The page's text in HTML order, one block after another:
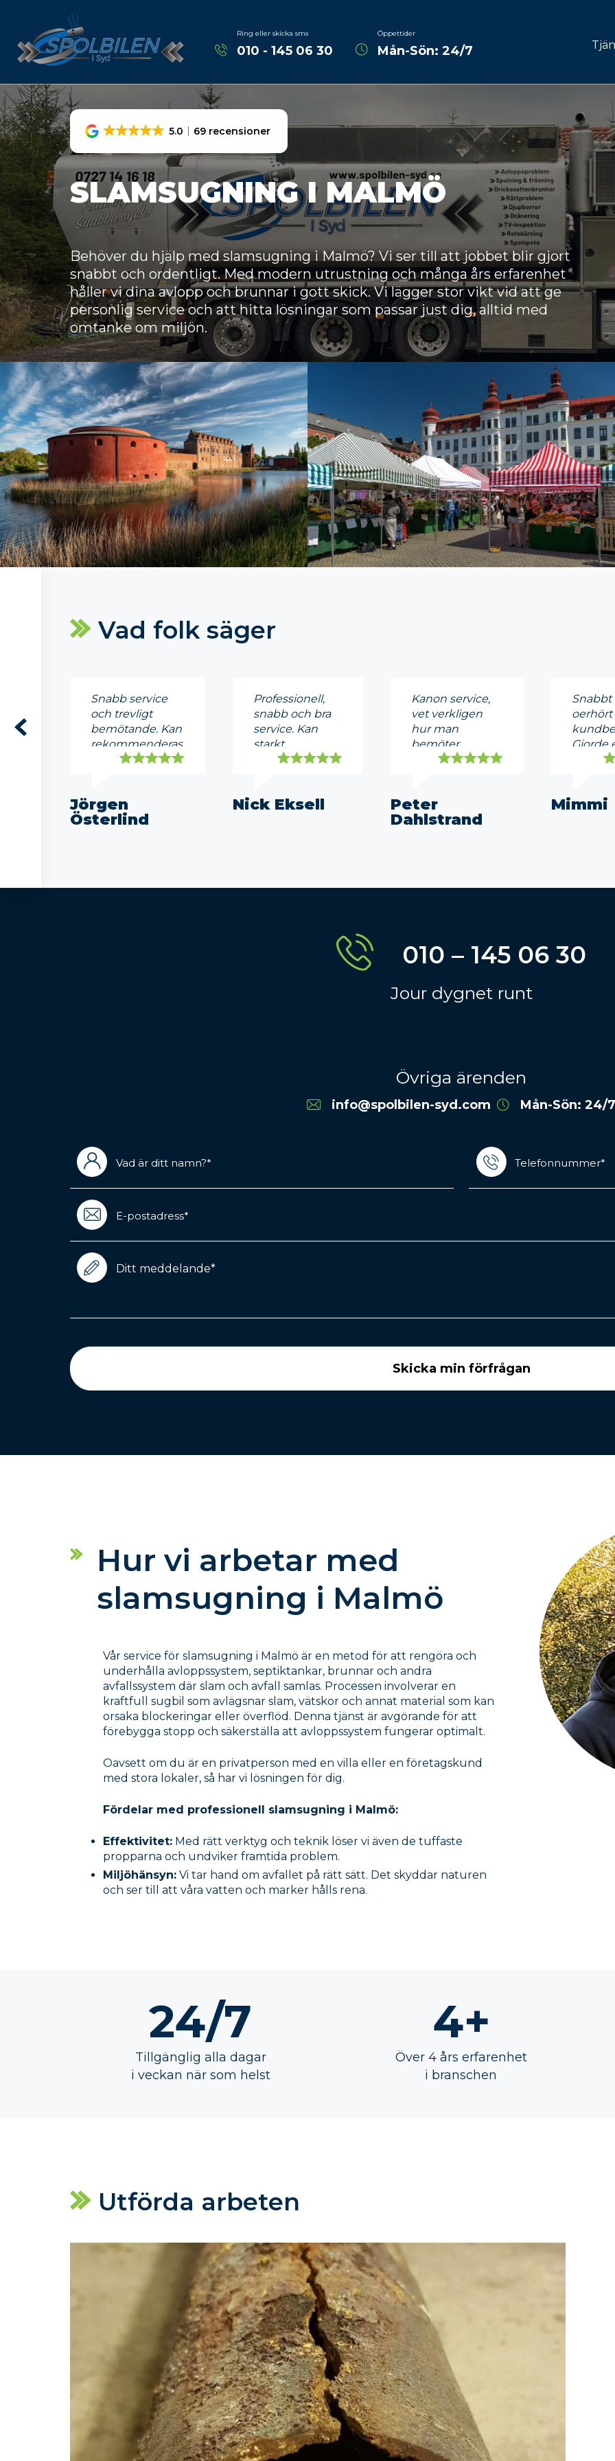
Ring eller skicka sms
010 - 145 06 30
Öppettider
Mån-Sön: 24/7
5.0 69 recensioner
SLAMSUGNING I MALMÖ
Behöver du hjälp med slamsugning i Malmö? Vi ser till att jobbet blir gjort
snabbt och ordentligt. Med modern utrustning och många års erfarenhet
håller vi dina avlopp och brunnar i gott skick. Vi lägger stor vikt vid att ge
personlig service och att hitta lösningar som passar just dig, alltid med
omtanke om miljön.
Vad folk säger
Snabb service
och trevligt
bemötande. Kan
rekommenderas.
Jörgen
Österlind
Professionell,
snabb och bra
service. Kan
starkt
rekommendera!
Nick Eksell
Kanon service,
vet verkligen
hur man
bemöter
kunder,
Peter
Dahlstrand
Snabbt
oerhört
Gjorde
jobb &
Mimmi
010 – 145 06 30
Jour dygnet runt
Övriga ärenden
info@spolbilen-syd.com Mån-Sön: 24/7
Vad
är
ditt
namn?
(Required)
Telefonnummer*
(Required)
Email
(Required)
Meddelande
(Required)
Hur vi arbetar med
slamsugning i Malmö
Vår service för slamsugning i Malmö är en metod för att rengöra och
underhålla avloppssystem, septiktankar, brunnar och andra
avfallssystem där slam och avfall samlas. Processen involverar en
kraftfull sugbil som avlägsnar slam, vätskor och annat material som kan
orsaka blockeringar eller överflöd. Denna tjänst är avgörande för att
förebygga stopp och säkerställa att avloppssystem fungerar optimalt.
Oavsett om du är en privatperson med en villa eller en företagskund
med stora lokaler, så har vi lösningen för dig.
Fördelar med professionell slamsugning i Malmö:
Effektivitet: Med rätt verktyg och teknik löser vi även de tuffaste
propparna och undviker framtida problem.
Miljöhänsyn: Vi tar hand om avfallet på rätt sätt. Det skyddar naturen
och ser till att våra vatten och marker hålls rena.
24/7
Tillgänglig alla dagar
i veckan när som helst
4+
Över 4 års erfarenhet
i branschen
Utförda arbeten